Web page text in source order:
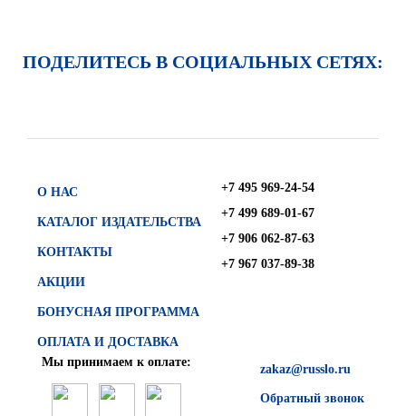
ПОДЕЛИТЕСЬ В СОЦИАЛЬНЫХ СЕТЯХ:
О НАС
КАТАЛОГ ИЗДАТЕЛЬСТВА
КОНТАКТЫ
АКЦИИ
БОНУСНАЯ ПРОГРАММА
ОПЛАТА И ДОСТАВКА
+7 495 969-24-54
+7 499 689-01-67
+7 906 062-87-63
+7 967 037-89-38
zakaz@russlo.ru
Обратный звонок
Мы принимаем к оплате: